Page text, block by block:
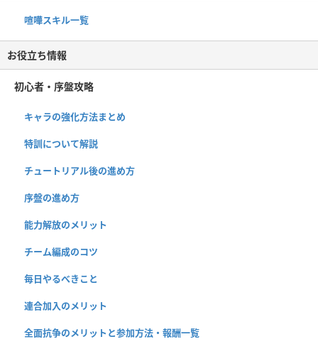
喧嘩スキル一覧
お役立ち情報
初心者・序盤攻略
キャラの強化方法まとめ
特訓について解説
チュートリアル後の進め方
序盤の進め方
能力解放のメリット
チーム編成のコツ
毎日やるべきこと
連合加入のメリット
全面抗争のメリットと参加方法・報酬一覧